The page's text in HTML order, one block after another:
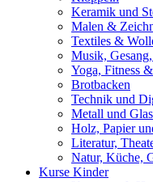
Keramik und
Malen &
Textiles &
Musik,
Yoga, Fitness
Brotbacken
Technik und
Metall und Glas
Holz, Papier
Literatur,
Natur, Küche,
Kurse Kinder